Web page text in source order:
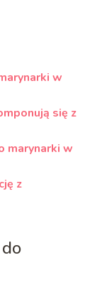
w
się z
marynarki w
z